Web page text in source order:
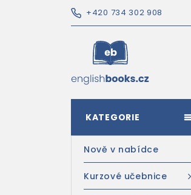
+420 734 302 908
KATEGORIE
Nově v nabídce
Kurzové učebnice